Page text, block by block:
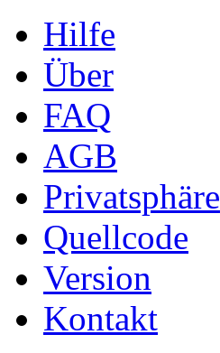
Hilfe
Über
FAQ
AGB
Privatsphäre
Quellcode
Version
Kontakt